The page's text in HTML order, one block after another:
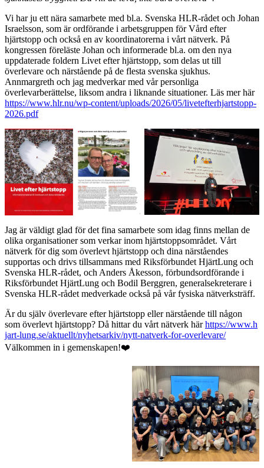
Vi har ju ett nära samarbete med bl.a. Svenska HLR-rådet och Johan
Israelsson, som är ordförande i arbetsgruppen för Vård efter
hjärtstopp och också en av koordinatorerna i vårt nätverk. På
kongressen föreläste Johan och informerade bl.a. om den nya
uppdaterade foldern Livet efter hjärtstopp, som delas ut till
överlevare och närstående på de flesta svenska sjukhus.
Annmargreth och jag medverkar med vår personliga
överlevarberättelse, liksom andra i liknande situationer. Läs mer här
https://www.hlr.nu/wp-content/uploads/2026/05/livetefterhjartstopp-
2026.pdf
Jag är väldigt glad för det fina samarbete som idag finns mellan de
olika organisationer som verkar inom hjärtstoppsområdet. Vårt
nätverk för dig som överlevt hjärtstopp och dina närståendes
supportas och drivs tillsammans med Riksförbundet HjärtLung och
Svenska HLR-rådet, och Anders Åkesson, förbundsordförande i
Riksförbundet HjärtLung och Bodil Berggren, generalsekreterare i
Svenska HLR-rådet medverkade också på vår fysiska nätverksträff.
Är du själv överlevare efter hjärtstopp eller närstående till någon
som överlevt hjärtstopp? Då hittar du vårt nätverk härhttps://www.h
jart-lung.se/aktuellt/nyhetsarkiv/nytt-natverk-for-overlevare/
Välkommen in i gemenskapen!❤️